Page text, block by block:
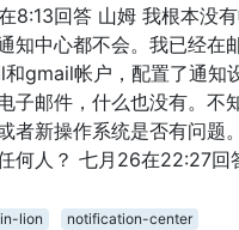
8:13回答 山姆 我根本没
知中心都不会。我已经在
gmail帐户，配置了通知
子邮件，什么也没有。不
者新操作系统是否有问题
何人？ 七月26在22:27回
lion notification-center